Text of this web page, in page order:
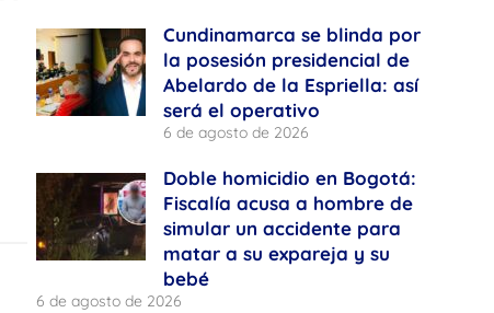
Cundinamarca se blinda por
la posesión presidencial de
Abelardo de la Espriella: así
será el operativo
6 de agosto de 2026
Doble homicidio en Bogotá:
Fiscalía acusa a hombre de
simular un accidente para
matar a su expareja y su
bebé
6 de agosto de 2026